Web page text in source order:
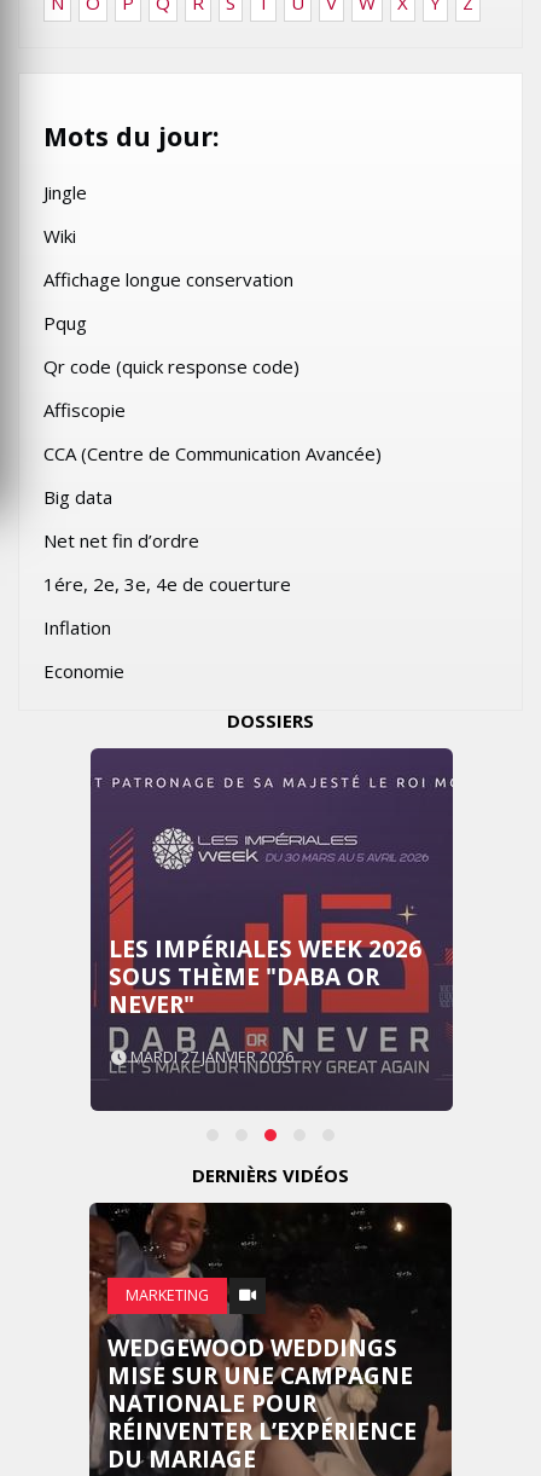
Mots du jour:
Jingle
Wiki
Affichage longue conservation
Pqug
Qr code (quick response code)
Affiscopie
CCA (Centre de Communication Avancée)
Big data
Net net fin d’ordre
1ére, 2e, 3e, 4e de couerture
Inflation
Economie
DOSSIERS
LES IMPÉRIALES WEEK 2026
SOUS THÈME "DABA OR
NEVER"
MARDI 27 JANVIER 2026
DERNIÈRS VIDÉOS
MARKETING
WEDGEWOOD WEDDINGS
MISE SUR UNE CAMPAGNE
NATIONALE POUR
RÉINVENTER L’EXPÉRIENCE
DU MARIAGE